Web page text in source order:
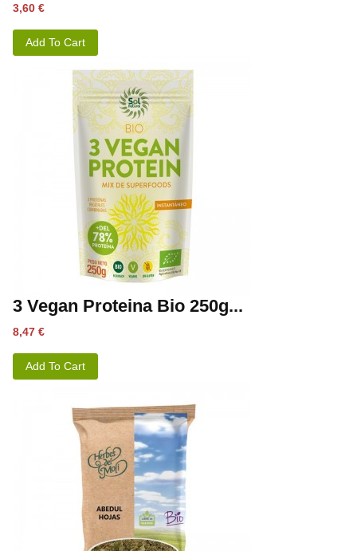
Precio
3,60 €
Add To Cart
3 Vegan Proteina Bio 250g...
Precio
8,47 €
Add To Cart